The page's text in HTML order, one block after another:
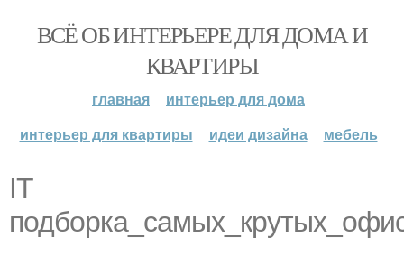
ВСЁ ОБ ИНТЕРЬЕРЕ ДЛЯ ДОМА И
КВАРТИРЫ
главная
интерьер для дома
интерьер для квартиры
идеи дизайна мебель
IT